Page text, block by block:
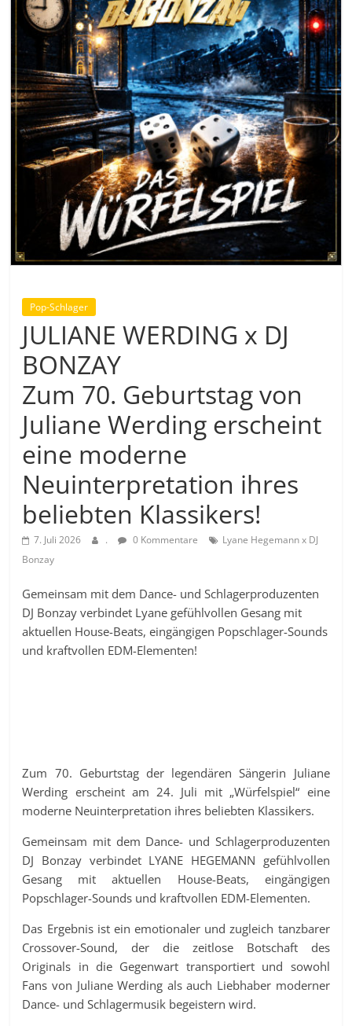
Pop-Schlager
JULIANE WERDING x DJ
BONZAY
Zum 70. Geburtstag von
Juliane Werding erscheint
eine moderne
Neuinterpretation ihres
beliebten Klassikers!
7. Juli 2026 . 0 Kommentare
Lyane Hegemann x DJ
Bonzay
Gemeinsam mit dem Dance- und Schlagerproduzenten
DJ Bonzay verbindet Lyane gefühlvollen Gesang mit
aktuellen House-Beats, eingängigen Popschlager-Sounds
und kraftvollen EDM-Elementen!
Zum 70. Geburtstag der legendären Sängerin Juliane
Werding erscheint am 24. Juli mit „Würfelspiel“ eine
moderne Neuinterpretation ihres beliebten Klassikers.
Gemeinsam mit dem Dance- und Schlagerproduzenten
DJ Bonzay verbindet LYANE HEGEMANN gefühlvollen
Gesang mit aktuellen House-Beats, eingängigen
Popschlager-Sounds und kraftvollen EDM-Elementen.
Das Ergebnis ist ein emotionaler und zugleich tanzbarer
Crossover-Sound, der die zeitlose Botschaft des
Originals in die Gegenwart transportiert und sowohl
Fans von Juliane Werding als auch Liebhaber moderner
Dance- und Schlagermusik begeistern wird.